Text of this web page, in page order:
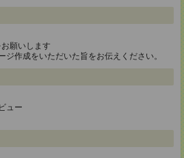
願いします
ジ作成をいただいた旨をお伝えください。
ュー